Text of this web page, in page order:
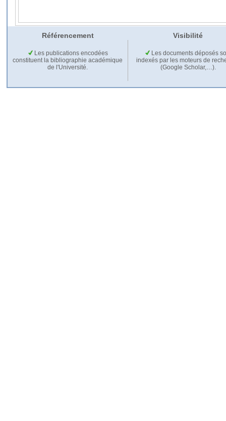
Référencement Visibilité
Les publications encodées
constituent la bibliographie académique
de l'Université.
Les documents déposés
indexés par les moteurs de
(Google Scholar,…).